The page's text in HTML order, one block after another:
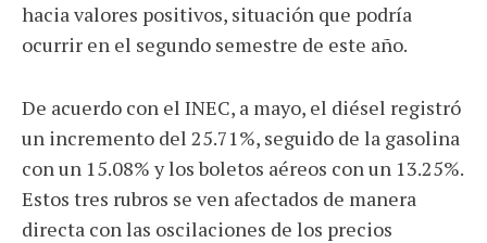
hacia valores positivos, situación que podría
ocurrir en el segundo semestre de este año.
De acuerdo con el INEC, a mayo, el diésel registró
un incremento del 25.71%, seguido de la gasolina
con un 15.08% y los boletos aéreos con un 13.25%.
Estos tres rubros se ven afectados de manera
directa con las oscilaciones de los precios